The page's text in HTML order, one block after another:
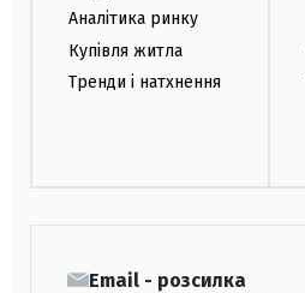
Аналітика ринку
Купівля житла
Тренди і натхнення
Email - розсилка